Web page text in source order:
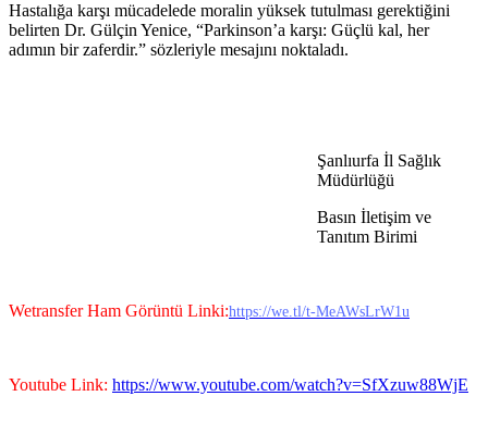
Hastalığa karşı mücadelede moralin yüksek tutulması gerektiğini
belirten Dr. Gülçin Yenice, “Parkinson’a karşı: Güçlü kal, her
adımın bir zaferdir.” sözleriyle mesajını noktaladı.
Şanlıurfa İl Sağlık
Müdürlüğü
Basın İletişim ve
Tanıtım Birimi
Wetransfer Ham Görüntü Linki:https://we.tl/t-MeAWsLrW1u
Youtube Link: https://www.youtube.com/watch?v=SfXzuw88WjE